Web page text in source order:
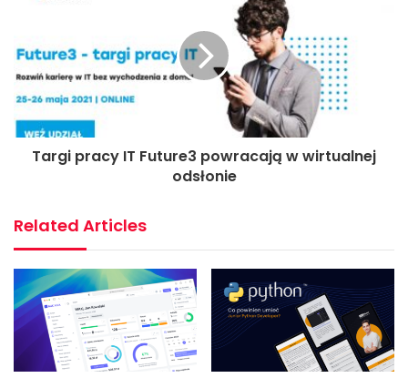
Targi pracy IT Future3 powracają w wirtualnej
odsłonie
Related Articles